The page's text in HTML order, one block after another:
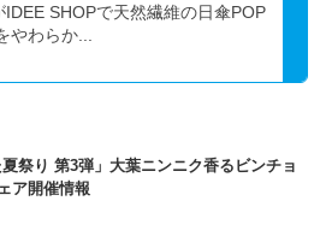
IDEE SHOPで天然繊維の日傘POP
やわらか...
祭り 第3弾」大葉ニンニク香るビンチョ
ア開催情報